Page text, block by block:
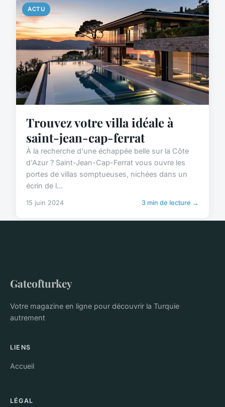
ACTU
Trouvez votre villa idéale à
saint-jean-cap-ferrat
À la recherche d'une échappée belle sur la Côte
d'Azur ? Saint-Jean-Cap-Ferrat vous ouvre les
portes de villas somptueuses, nichées dans un
écrin de l...
15 juin 2024 3 min de lecture →
Gateofturkey
Votre magazine en ligne pour découvrir la Turquie
autrement
LIENS
Accueil
LÉGAL